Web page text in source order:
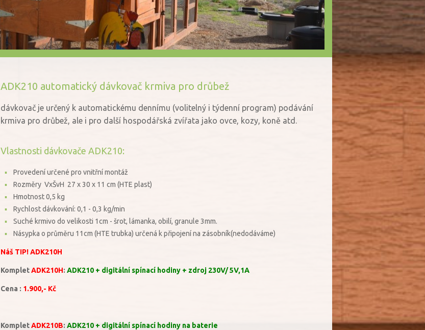
ADK210 automatický dávkovač krmiva pro drůbež
dávkovač je určený k automatickému dennímu (volitelný i týdenní program) podávání
krmiva pro drůbež, ale i pro další hospodářská zvířata jako ovce, kozy, koně atd.
Vlastnosti dávkovače ADK210:
Provedení určené pro vnitřní montáž
Rozměry VxŠvH 27 x 30 x 11 cm (HTE plast)
Hmotnost 0,5 kg
Rychlost dávkování: 0,1 - 0,3 kg/min
Suché krmivo do velikosti 1cm - šrot, lámanka, obilí, granule 3mm.
Násypka o průměru 11cm (HTE trubka) určená k připojení na zásobník(nedodáváme)
Náš TIP! ADK210H
KompletADK210H: ADK210 + digitální spínací hodiny + zdroj 230V/ 5V,1A
Cena : 1.900,- Kč
KompletADK210B: ADK210 + digitální spínací hodiny na baterie